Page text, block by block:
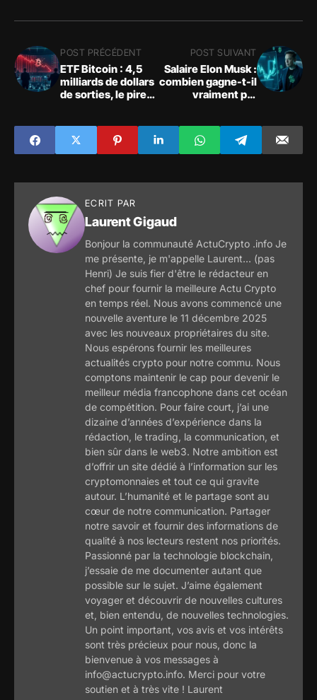
POST PRÉCÉDENT
ETF Bitcoin : 4,5
milliards de dollars
de sorties, le pire
POST SUIVANT
Salaire Elon Musk :
combien gagne-t-il
vraiment par
ECRIT PAR
Laurent Gigaud
Bonjour la communauté ActuCrypto .info Je
me présente, je m'appelle Laurent... (pas
Henri) Je suis fier d'être le rédacteur en
chef pour fournir la meilleure Actu Crypto
en temps réel. Nous avons commencé une
nouvelle aventure le 11 décembre 2025
avec les nouveaux propriétaires du site.
Nous espérons fournir les meilleures
actualités crypto pour notre commu. Nous
comptons maintenir le cap pour devenir le
meilleur média francophone dans cet océan
de compétition. Pour faire court, j’ai une
dizaine d’années d’expérience dans la
rédaction, le trading, la communication, et
bien sûr dans le web3. Notre ambition est
d’offrir un site dédié à l’information sur les
cryptomonnaies et tout ce qui gravite
autour. L’humanité et le partage sont au
cœur de notre communication. Partager
notre savoir et fournir des informations de
qualité à nos lecteurs restent nos priorités.
Passionné par la technologie blockchain,
j’essaie de me documenter autant que
possible sur le sujet. J’aime également
voyager et découvrir de nouvelles cultures
et, bien entendu, de nouvelles technologies.
Un point important, vos avis et vos intérêts
sont très précieux pour nous, donc la
bienvenue à vos messages à
info@actucrypto.info. Merci pour votre
soutien et à très vite ! Laurent